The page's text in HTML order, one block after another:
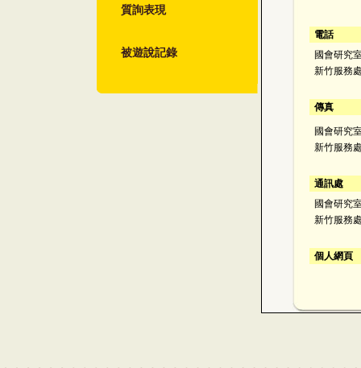
質詢表現
被遊說記錄
電話
國會研究
新竹服務
傳真
國會研究
新竹服務
通訊處
國會研究
新竹服務
個人網頁